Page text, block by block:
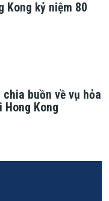
Kong kỷ niệm 80
buồn về vụ hỏa
Hong Kong